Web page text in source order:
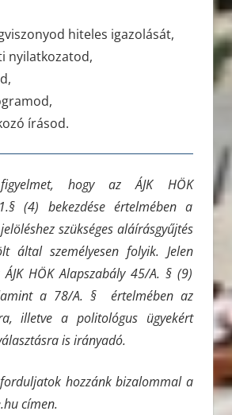
hiteles igazolását,
nyilatkozatod,
írásod.
hogy az ÁJK HÖK
(4) bekezdése értelmében a
szükséges aláírásgyűjtés
által személyesen folyik. Jelen
HÖK Alapszabály 45/A. § (9)
a 78/A. § értelmében az
illetve a politológus ügyekért
is irányadó.
hozzánk bizalommal a
címen.